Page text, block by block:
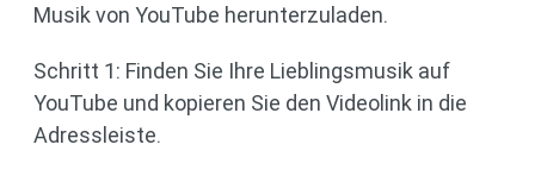
Musik von YouTube herunterzuladen.
Schritt 1: Finden Sie Ihre Lieblingsmusik auf
YouTube und kopieren Sie den Videolink in die
Adressleiste.